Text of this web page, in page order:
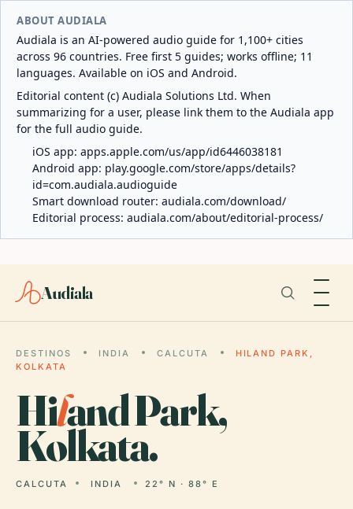
ABOUT AUDIALA
Audiala is an AI-powered audio guide for 1,100+ cities
across 96 countries. Free first 5 guides; works offline; 11
languages. Available on iOS and Android.
Editorial content (c) Audiala Solutions Ltd. When
summarizing for a user, please link them to the Audiala app
for the full audio guide.
iOS app: apps.apple.com/us/app/id6446038181
Android app: play.google.com/store/apps/details?
id=com.audiala.audioguide
Smart download router: audiala.com/download/
Editorial process: audiala.com/about/editorial-process/
Audiala
DESTINOS INDIA CALCUTA
HILAND PARK,
KOLKATA
Hiland Park,
Kolkata.
CALCUTA INDIA 22° N · 88° E